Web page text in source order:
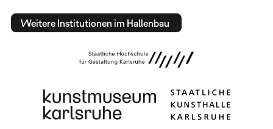
Weitere Institutionen im Hallenbau